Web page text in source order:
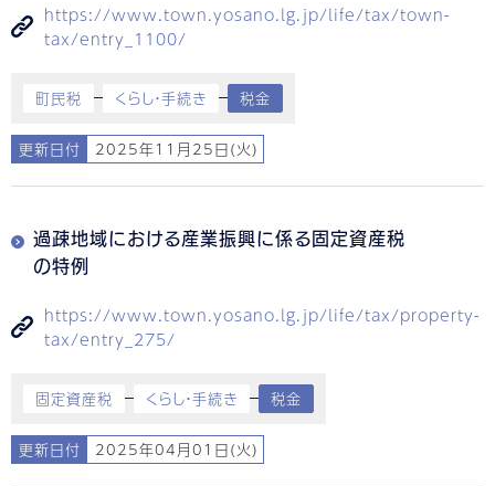
https://www.town.yosano.lg.jp/life/tax/town-
tax/entry_1100/
町民税 くらし・手続き 税金
更新日付 2025年11月25日(火)
過疎地域における産業振興に係る固定資産税
の特例
https://www.town.yosano.lg.jp/life/tax/property-
tax/entry_275/
固定資産税 くらし・手続き 税金
更新日付 2025年04月01日(火)